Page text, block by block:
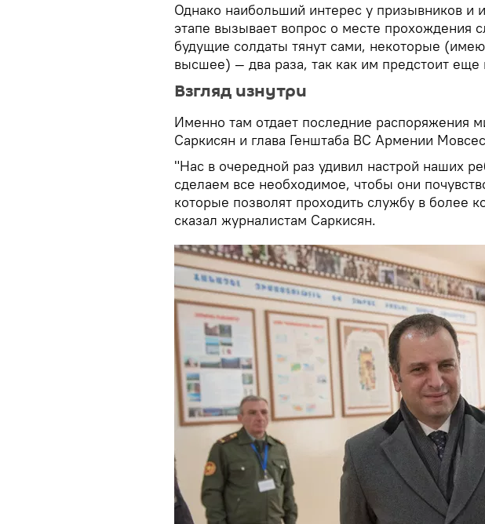
Однако наибольший интерес у призывников и
этапе вызывает вопрос о месте прохождения
будущие солдаты тянут сами, некоторые
высшее) — два раза, так как им предстоит еще
Взгляд изнутри
Именно там отдает последние распоряжения
Саркисян и глава Генштаба ВС Армении
"Нас в очередной раз удивил настрой наших
сделаем все необходимое, чтобы они
которые позволят проходить службу в более
сказал журналистам Саркисян.